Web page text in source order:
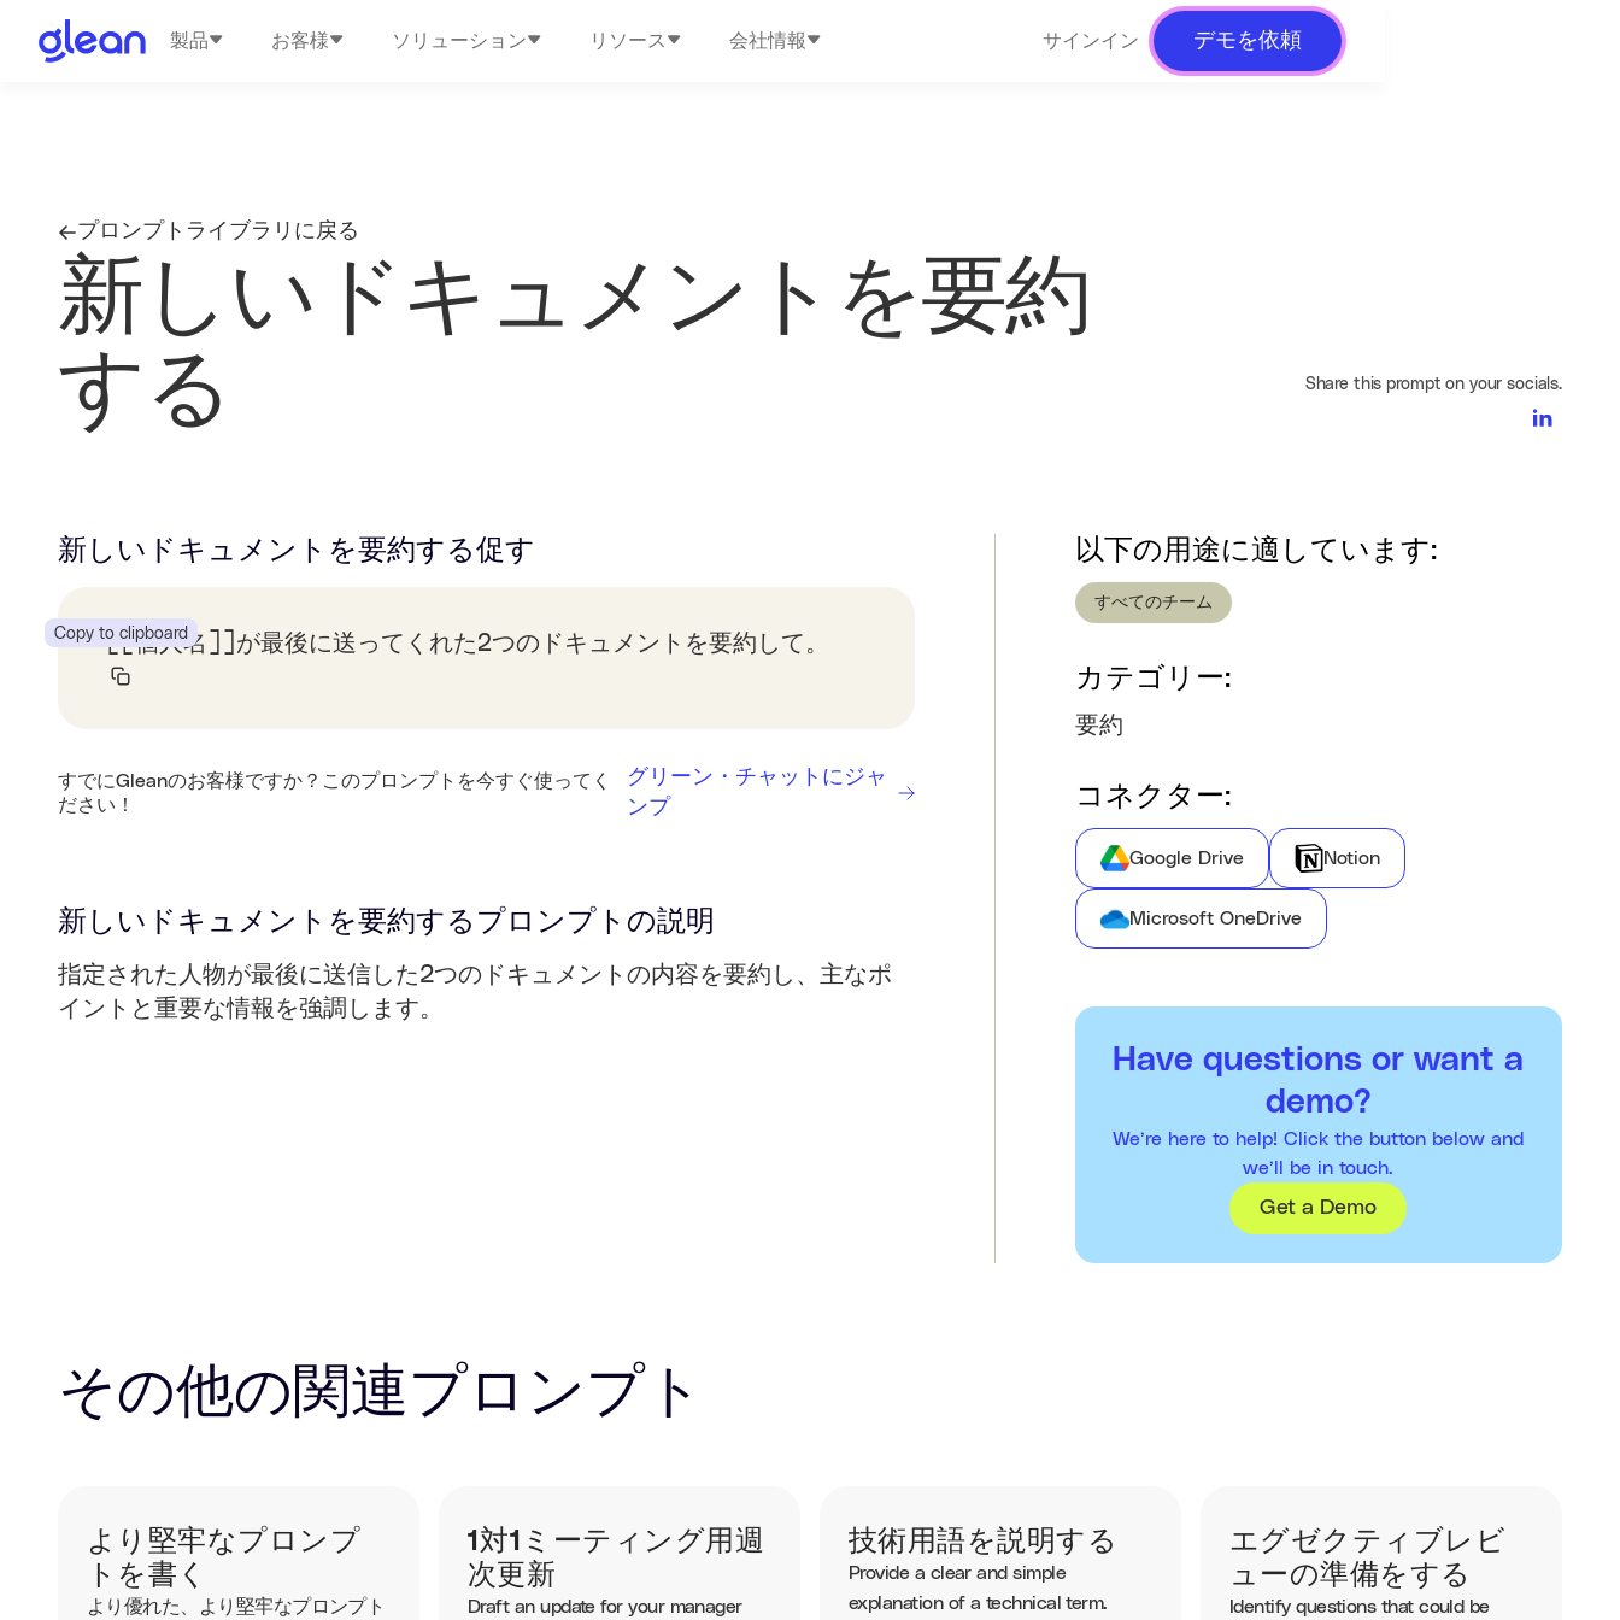
製品 お客様 ソリューション リソース 会社情報 サインイン デモを依頼
プロンプトライブラリに戻る
新しいドキュメントを要約
する
Share this prompt on your socials.
新しいドキュメントを要約する促す
[[個人名]]が最後に送ってくれた2つのドキュメントを要約して。
Copy to clipboard
すでにGleanのお客様ですか？このプロンプトを今すぐ使ってく
ださい！
グリーン・チャットにジャ
ンプ
新しいドキュメントを要約する プロンプトの説明
指定された人物が最後に送信した2つのドキュメントの内容を要約し、主なポ
イントと重要な情報を強調します。
以下の用途に適しています:
すべてのチーム
カテゴリー:
要約
コネクター:
Google Drive Notion
Microsoft OneDrive
Have questions or want a
demo?
We’re here to help! Click the button below and
we’ll be in touch.
Get a Demo
その他の関連プロンプト
より堅牢なプロンプ
トを書く
より優れた、より堅牢なプロンプト
1対1ミーティング用週
次更新
Draft an update for your manager
技術用語を説明する
Provide a clear and simple
explanation of a technical term.
エグゼクティブレビ
ューの準備をする
Identify questions that could be